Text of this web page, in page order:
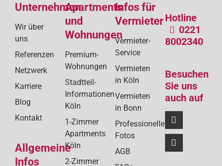
Unternehmen
Wir über
uns
Referenzen
Netzwerk
Karriere
Blog
Kontakt
Allgemeine
Infos
Apartments
und
Wohnungen
Premium-
Wohnungen
Stadtteil-
Informationen
Köln
1-Zimmer
Apartments
Köln
2-Zimmer
Infos für
Vermieter
Vermieter-
Service
Vermieten
in Köln
Vermieten
in Bonn
Professionelle
Fotos
AGB
Hotline
0221
8002340
Besuchen
Sie uns
auch auf